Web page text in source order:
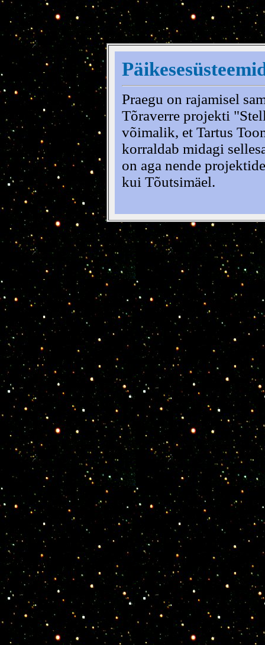
Praegu on rajamisel
Tõraverre projekti
võimalik, et Tartus
korraldab midagi
on aga nende
kui Tõutsimäel.